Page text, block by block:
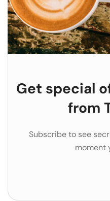
Get special
from
Subscribe to see
moment